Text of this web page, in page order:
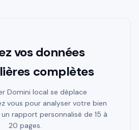
vos données
complètes
Domini local se déplace
vous pour analyser votre bien
rapport personnalisé de 15 à
20 pages.